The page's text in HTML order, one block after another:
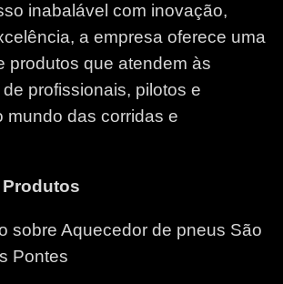
inabalável com inovação,
a empresa oferece uma
produtos que atendem às
profissionais, pilotos e
mundo das corridas e
sobre Aquecedor de pneus São
Pontes